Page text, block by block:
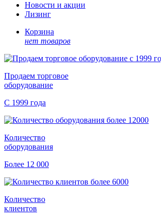
Новости и акции
Лизинг
Корзина
нет товаров
Продаем торговое
оборудование
С 1999 года
Количество
оборудования
Более 12 000
Количество
клиентов